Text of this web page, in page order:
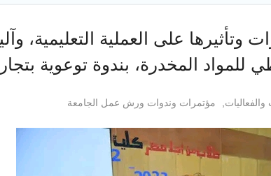
وتأثيرها على العملية التعليمية،
للمواد المخدرة، بندوة توعوية
والفعاليات مؤتمرات وندوات ورش عمل الجامعة